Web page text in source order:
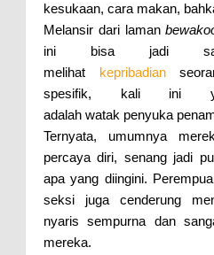
kesukaan, cara makan,
Melansir dari laman
ini bisa jadi
melihat kepribadian
spesifik, kali ini
adalah watak penyuka
Ternyata, umumnya
percaya diri, senang jadi
apa yang diingini.
seksi juga cenderung
nyaris sempurna dan
mereka.